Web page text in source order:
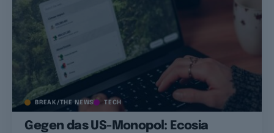
BREAK/THE NEWS TECH
Gegen das US-Monopol: Ecosia